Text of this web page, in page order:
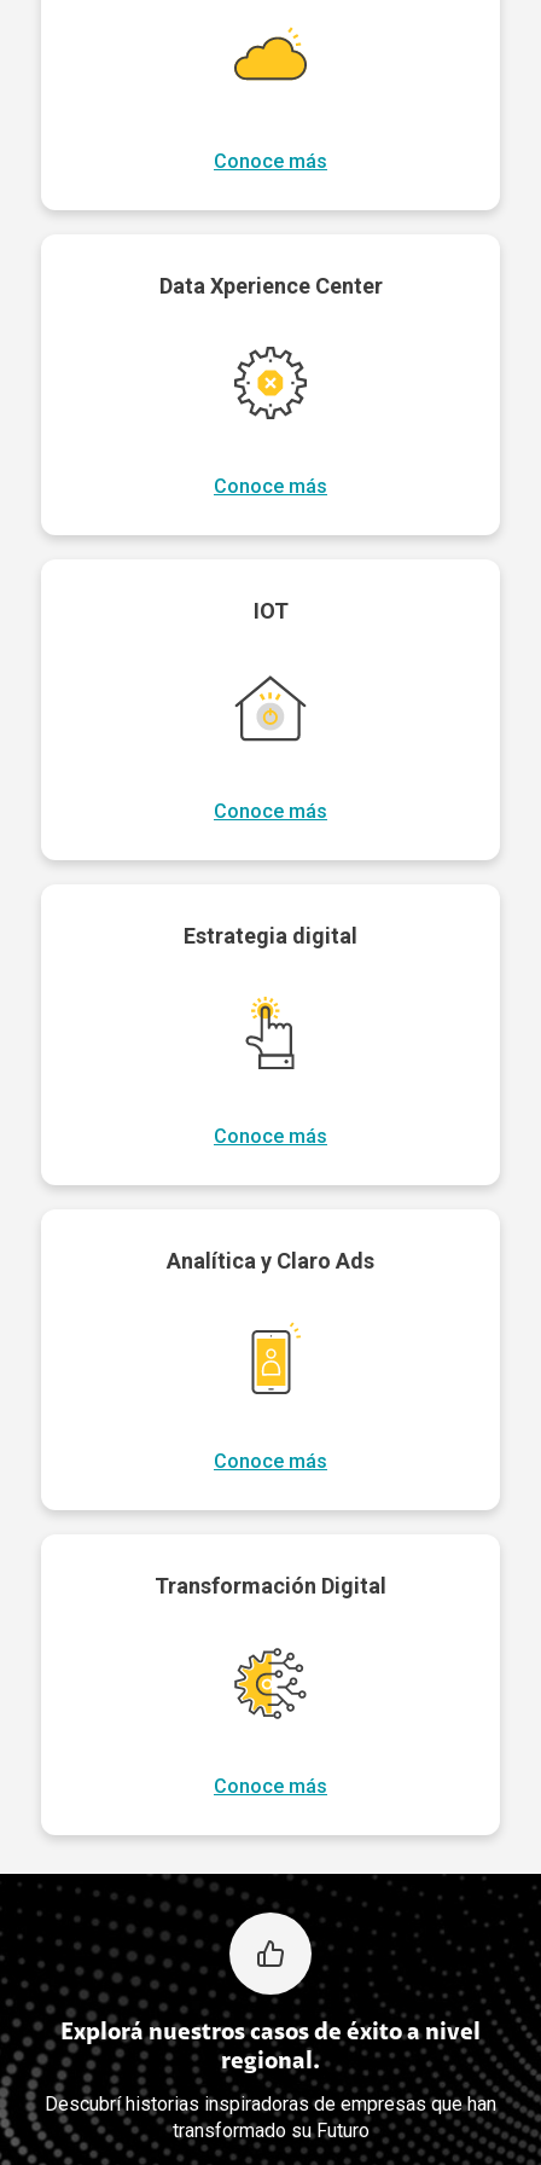
Conoce más
Data Xperience Center
Conoce más
IOT
Conoce más
Estrategia digital
Conoce más
Analítica y Claro Ads
Conoce más
Transformación Digital
Conoce más
Explorá nuestros casos de éxito a nivel
regional.
Descubrí historias inspiradoras de empresas que han
transformado su Futuro